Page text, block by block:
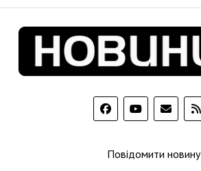
Повідомити новину